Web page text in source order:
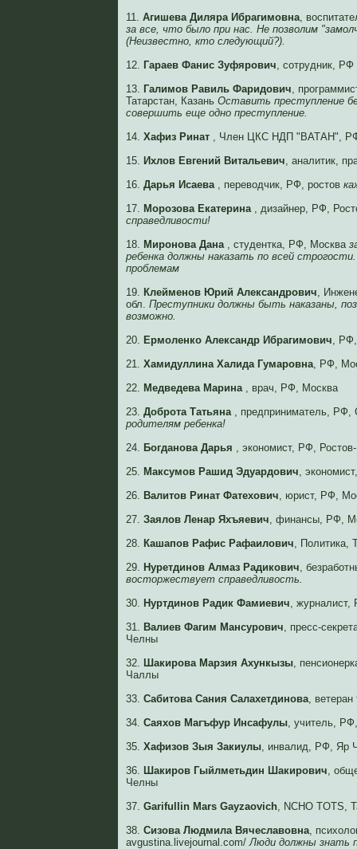
11. Агишева Диляра Ибрагимовна ,
за все, что было при нас. Не позволим
(Неизвестно, кто следующий?).
12.
Гараев Фанис Зуфярович , сотрудник,
13.
Галимов Равиль Фаридович ,
Татарстан, Казань Оставить преступление
совершить еще одно преступление.
14. Хафиз Ринат
, Член ЦКС НДП "ВАТАН",
15.
Ихлов Евгений Витальевич , аналитик,
16. Дарья Исаева , переводчик, РФ, ростов
17.
Морозова Екатерина
, дизайнер, РФ,
справедливости!
18.
Миронова Дана , студентка, РФ, Москва
ребенка должны наказать по всей
проблемам
19.
Клейменов Юрий Александрович ,
обл. Преступники должны быть наказаны,
возможно.
20.
Ермоленко Александр Ибрагимович ,
21. Хамидуллина Халида Гумаровна , РФ,
22.
Медведева Марина
, врач, РФ, Москва
23. Доброта Татьяна
, предприниматель, РФ,
родителям ребенка!
24.
Богданова Дарья
, экономист, РФ,
25.
Максумов Рашид Эдуардович ,
26.
Валитов Ринат Фатехович , юрист, РФ,
27. Заялов Ленар Яхъяевич , финансы, РФ,
28.
Кашапов Рафис Рафаилович , Политика,
29.
Нуретдинов Алмаз Радикович ,
восторжествует справедливость.
30.
Нуртдинов Радик Фамиевич ,
31.
Валиев Фагим Мансурович , пресс-
Челны
32.
Шакирова Марзия Ахункызы ,
Чаллы
33. Сабитова Сания Салахетдинова ,
34. Саяхов Магъфур Инсафулы , учитель,
35. Хафизов Зыя Закиулы , инвалид, РФ, Яр
36.
Шакиров Гыйлметьдин Шакирович ,
Челны
37. Garifullin Mars Gayzaovich , NCHO TOTS,
38. Сизова Людмила Вячеславовна ,
avgustina.livejournal.com/ Люди должны знать